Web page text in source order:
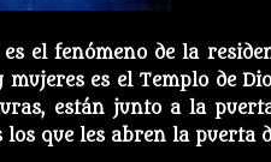
el fenómeno de la
es el Templo de
están junto a la
que les abren la puerta